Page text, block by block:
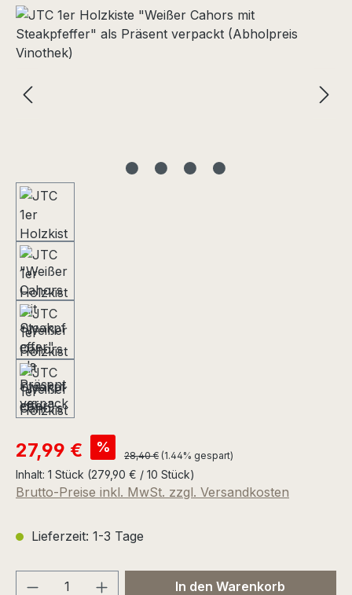
Bildergalerie überspringen
Verkaufspreis:
27,99 € % Regulärer Preis:
28,40 € (1.44% gespart)
Inhalt: 1 Stück (279,90 € / 10 Stück)
Brutto-Preise inkl. MwSt. zzgl. Versandkosten
Lieferzeit: 1-3 Tage
Produkt Anzahl: Gib denIn den Warenkorb